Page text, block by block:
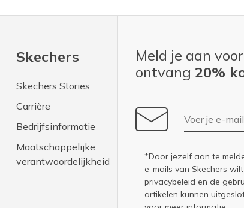
Skechers
Skechers Stories
Carrière
Bedrijfsinformatie
Maatschappelijke
verantwoordelijkheid
Meld je aan
ontvang 20%
E-mailadres
*Door jezelf aan te
e-mails van Skechers
privacybeleid en de
artikelen kunnen